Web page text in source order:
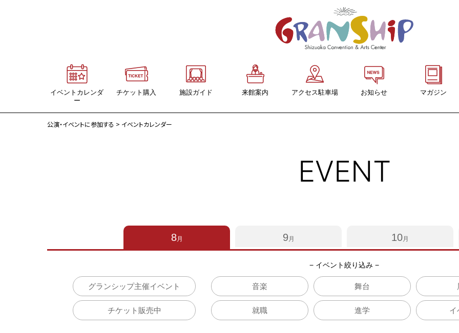
イベントカレンダ
ー
イベントカレンダー
グランシップ主催イベント
チケット購入 施設ガイド
施設ガイド
大ホール・海
リハーサル室・練習室
カフェ・レストラン
静岡芸術劇場
来館案内 アクセス駐車場
交通アクセス
お知らせ マガジン
グランシップマ
公演・イベントに参加する > イベントカレンダー
EVENT
8月 9 月 10月
− イベント絞り込み −
グランシップ主催イベント
チケット販売中
音楽 舞台
就職 進学 イ